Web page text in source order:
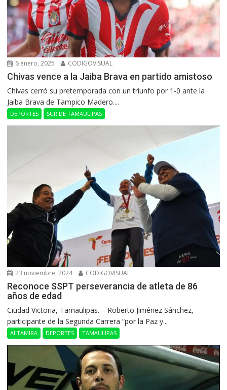
6 enero, 2025 CODIGOVISUAL
Chivas vence a la Jaiba Brava en partido amistoso
Chivas cerró su pretemporada con un triunfo por 1-0 ante la
Jaiba Brava de Tampico Madero....
DEPORTES SUR DE TAMAULIPAS
23 noviembre, 2024 CODIGOVISUAL
Reconoce SSPT perseverancia de atleta de 86
años de edad
Ciudad Victoria, Tamaulipas. – Roberto Jiménez Sánchez,
participante de la Segunda Carrera “por la Paz y...
ALTAMIRA DEPORTES TAMAULIPAS